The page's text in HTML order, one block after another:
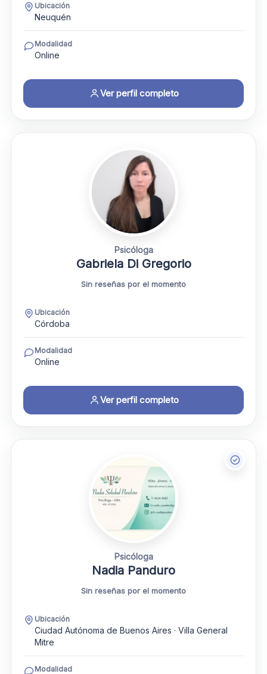
Ubicación
Neuquén
Modalidad
Online
Ver perfil completo
Psicóloga
Gabriela Di Gregorio
Sin reseñas por el momento
Ubicación
Córdoba
Modalidad
Online
Ver perfil completo
Psicóloga
Nadia Panduro
Sin reseñas por el momento
Ubicación
Ciudad Autónoma de Buenos Aires · Villa General
Mitre
Modalidad